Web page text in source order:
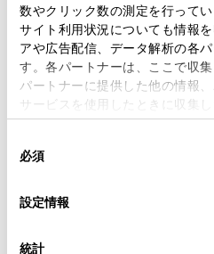
数やクリック数の測定を行って
サイト利用状況についても情報
アや広告配信、データ解析の各
す。各パートナーは、ここで収
パートナーに提供した他の情報
サービスを使用したときに収集
使用することがあります。当ウ
デバイスにすべてのCookie(クッ
意したことになります。
設定の変更、同意を撤回したり
必須
設定情報
統計
先進ライト
ブラインドスポットモニター（後
ドライブレコーダー